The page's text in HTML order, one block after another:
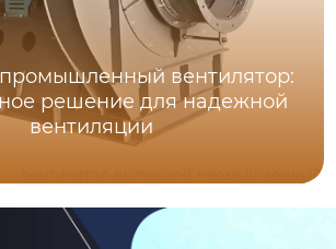
вентилятор:
решение для надежной
вентиляции